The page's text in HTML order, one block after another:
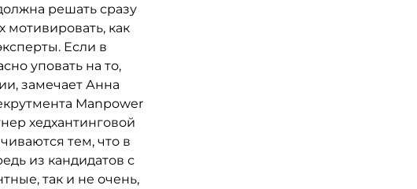
решать сразу
мотивировать, как
Если в
уповать на то,
замечает Анна
Manpower
хедхантинговой
тем, что в
из кандидатов с
так и не очень,